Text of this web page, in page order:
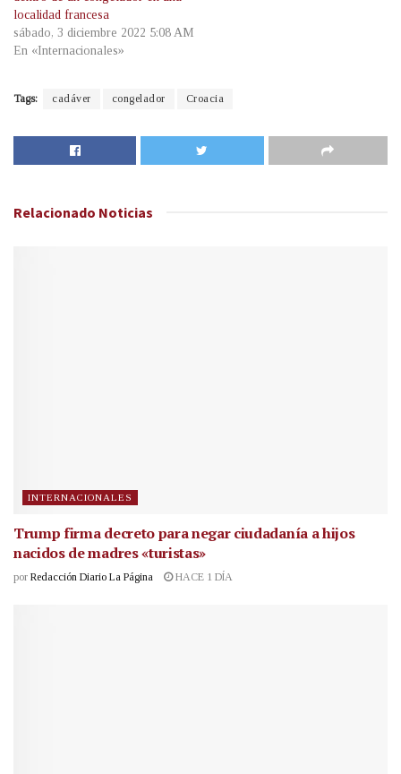
localidad francesa
sábado, 3 diciembre 2022 5:08 AM
En «Internacionales»
Tags: cadáver congelador Croacia
Relacionado Noticias
INTERNACIONALES
Trump firma decreto para negar ciudadanía a hijos
nacidos de madres «turistas»
por Redacción Diario La Página HACE 1 DÍA